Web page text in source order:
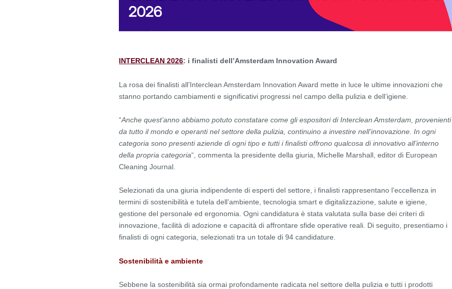
INTERCLEAN 2026: i finalisti dell’Amsterdam Innovation Award
La rosa dei finalisti all’Interclean Amsterdam Innovation Award mette in luce le ultime innovazioni che
stanno portando cambiamenti e significativi progressi nel campo della pulizia e dell’igiene.
“Anche quest’anno abbiamo potuto constatare come gli espositori di Interclean Amsterdam, provenienti
da tutto il mondo e operanti nel settore della pulizia, continuino a investire nell’innovazione. In ogni
categoria sono presenti aziende di ogni tipo e tutti i finalisti offrono qualcosa di innovativo all’interno
della propria categoria“, commenta la presidente della giuria, Michelle Marshall, editor di European
Cleaning Journal.
Selezionati da una giuria indipendente di esperti del settore, i finalisti rappresentano l’eccellenza in
termini di sostenibilità e tutela dell’ambiente, tecnologia smart e digitalizzazione, salute e igiene,
gestione del personale ed ergonomia. Ogni candidatura è stata valutata sulla base dei criteri di
innovazione, facilità di adozione e capacità di affrontare sfide operative reali. Di seguito, presentiamo i
finalisti di ogni categoria, selezionati tra un totale di 94 candidature.
Sostenibilità e ambiente
Sebbene la sostenibilità sia ormai profondamente radicata nel settore della pulizia e tutti i prodotti